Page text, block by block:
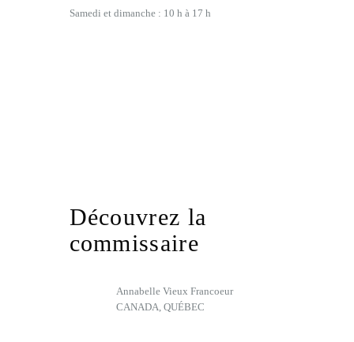
Samedi et dimanche : 10 h à 17 h
Découvrez la
commissaire
Annabelle Vieux Francoeur
CANADA, QUÉBEC